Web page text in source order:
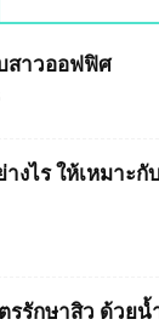
สาวออฟฟิศ
งไร ให้เหมาะ
รรักษาสิว ด้วยน้